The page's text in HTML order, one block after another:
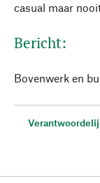
casual maar
Bericht:
Bovenwerk en